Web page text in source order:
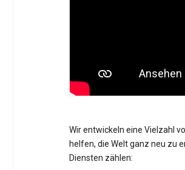
Wir entwickeln eine Vielzahl
helfen, die Welt ganz neu zu
Diensten zählen: